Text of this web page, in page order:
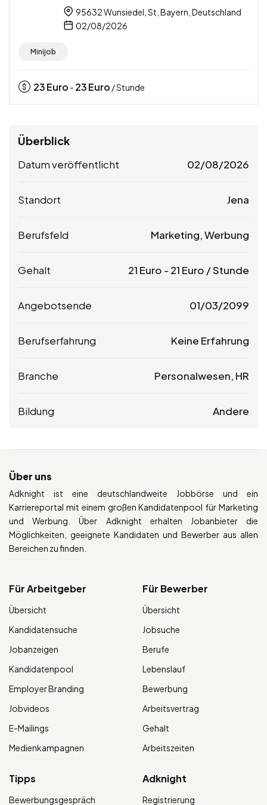
95632 Wunsiedel, St, Bayern, Deutschland
02/08/2026
Minijob
23Euro - 23Euro / Stunde
Überblick
Datum veröffentlicht 02/08/2026
Standort Jena
Berufsfeld Marketing, Werbung
Gehalt 21 Euro - 21 Euro / Stunde
Angebotsende 01/03/2099
Berufserfahrung Keine Erfahrung
Branche Personalwesen, HR
Bildung Andere
Über uns
Adknight ist eine deutschlandweite Jobbörse und ein
Karriereportal mit einem großen Kandidatenpool für Marketing
und Werbung. Über Adknight erhalten Jobanbieter die
Möglichkeiten, geeignete Kandidaten und Bewerber aus allen
Bereichen zu finden.
Für Arbeitgeber
Übersicht
Kandidatensuche
Jobanzeigen
Kandidatenpool
Employer Branding
Jobvideos
E-Mailings
Medienkampagnen
Für Bewerber
Übersicht
Jobsuche
Berufe
Lebenslauf
Bewerbung
Arbeitsvertrag
Gehalt
Arbeitszeiten
Tipps
Bewerbungsgespräch
Adknight
Registrierung